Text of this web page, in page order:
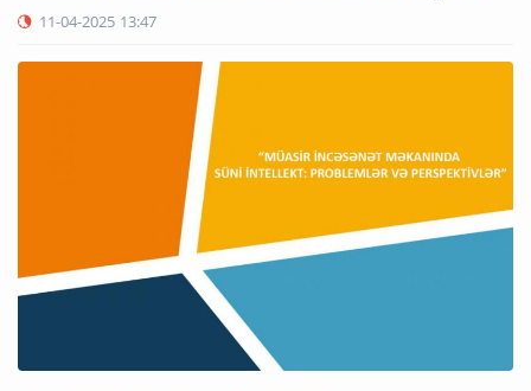
11-04-2025 13:47